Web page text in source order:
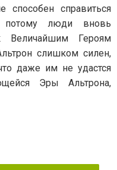
справиться
люди вновь
Героям
слишком силен,
даже им не удастся
Эры Альтрона,